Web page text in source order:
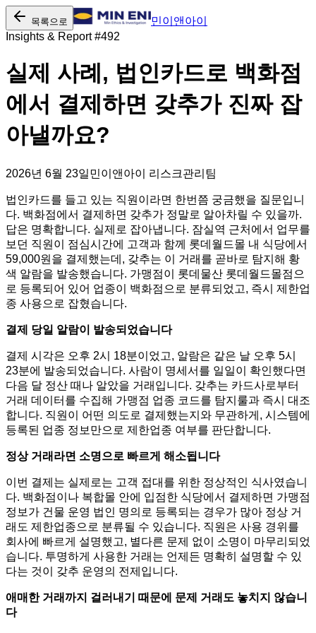
목록으로
민이앤아이
Insights & Report #492
실제 사례, 법인카드로 백화점
에서 결제하면 갖추가 진짜 잡
아낼까요?
2026년 6월 23일민이앤아이 리스크관리팀
법인카드를 들고 있는 직원이라면 한번쯤 궁금했을 질문입니
다. 백화점에서 결제하면 갖추가 정말로 알아차릴 수 있을까.
답은 명확합니다. 실제로 잡아냅니다. 잠실역 근처에서 업무를
보던 직원이 점심시간에 고객과 함께 롯데월드몰 내 식당에서
59,000원을 결제했는데, 갖추는 이 거래를 곧바로 탐지해 황
색 알람을 발송했습니다. 가맹점이 롯데물산 롯데월드몰점으
로 등록되어 있어 업종이 백화점으로 분류되었고, 즉시 제한업
종 사용으로 잡혔습니다.
결제 당일 알람이 발송되었습니다
결제 시각은 오후 2시 18분이었고, 알람은 같은 날 오후 5시
23분에 발송되었습니다. 사람이 명세서를 일일이 확인했다면
다음 달 정산 때나 알았을 거래입니다. 갖추는 카드사로부터
거래 데이터를 수집해 가맹점 업종 코드를 탐지룰과 즉시 대조
합니다. 직원이 어떤 의도로 결제했는지와 무관하게, 시스템에
등록된 업종 정보만으로 제한업종 여부를 판단합니다.
정상 거래라면 소명으로 빠르게 해소됩니다
이번 결제는 실제로는 고객 접대를 위한 정상적인 식사였습니
다. 백화점이나 복합몰 안에 입점한 식당에서 결제하면 가맹점
정보가 건물 운영 법인 명의로 등록되는 경우가 많아 정상 거
래도 제한업종으로 분류될 수 있습니다. 직원은 사용 경위를
회사에 빠르게 설명했고, 별다른 문제 없이 소명이 마무리되었
습니다. 투명하게 사용한 거래는 언제든 명확히 설명할 수 있
다는 것이 갖추 운영의 전제입니다.
애매한 거래까지 걸러내기 때문에 문제 거래도 놓치지 않습니
다